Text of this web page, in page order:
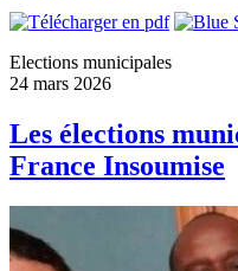
Elections municipales
24 mars 2026
Les élections
France Insoumise